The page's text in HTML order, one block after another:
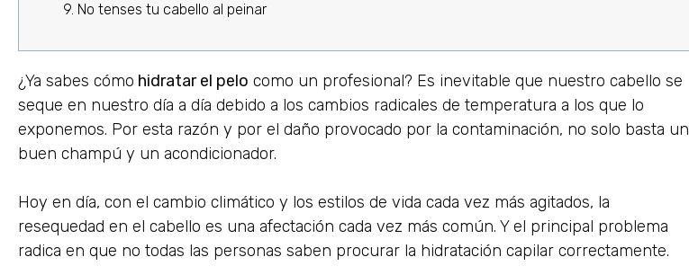
9. No tenses tu cabello al peinar
¿Ya sabes cómo hidratar el pelo como un profesional? Es inevitable que nuestro cabello se
seque en nuestro día a día debido a los cambios radicales de temperatura a los que lo
exponemos. Por esta razón y por el daño provocado por la contaminación, no solo basta un
buen champú y un acondicionador.
Hoy en día, con el cambio climático y los estilos de vida cada vez más agitados, la
resequedad en el cabello es una afectación cada vez más común. Y el principal problema
radica en que no todas las personas saben procurar la hidratación capilar correctamente.